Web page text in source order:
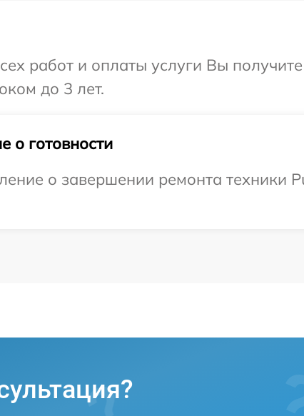
работ и оплаты услуги Вы
до 3 лет.
о готовности
о завершении ремонта техники